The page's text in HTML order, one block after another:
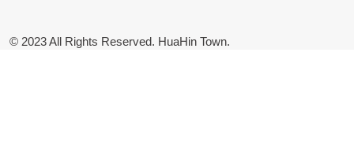
© 2023 All Rights Reserved. HuaHin Town.